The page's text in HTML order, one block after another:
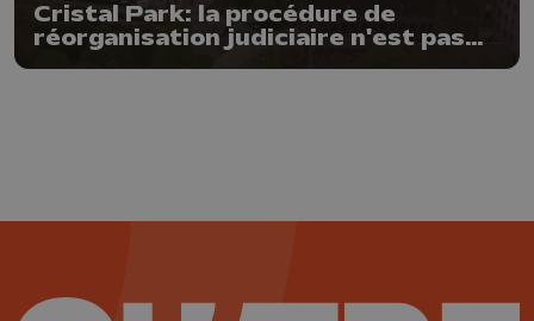
Cristal Park: la procédure de
réorganisation judiciaire n'est pas